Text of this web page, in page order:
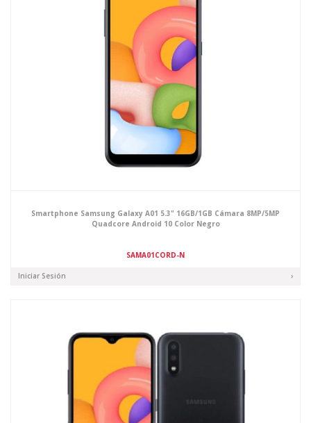
Smartphone Samsung Galaxy A01 5.3" 16GB/1GB Cámara 8MP/5MP
Quadcore Android 10 Color Negro
SAMA01CORD-N
Iniciar Sesión ›